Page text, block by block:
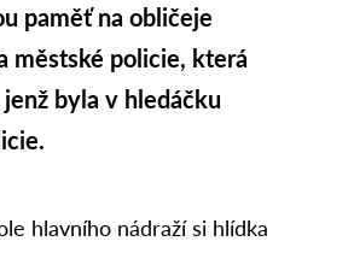
paměť na obličeje
městské policie, která
byla v hledáčku
hlavního nádraží si hlídka